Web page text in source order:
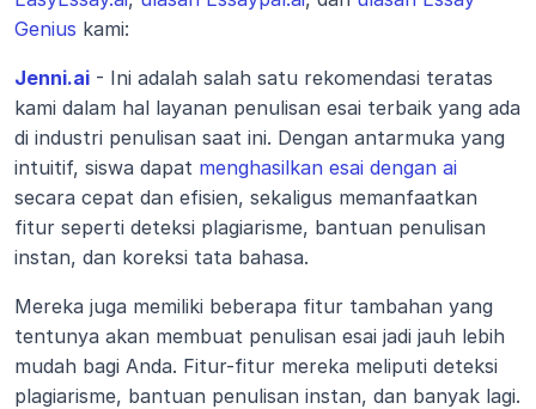
Genius kami:
Jenni.ai - Ini adalah salah satu rekomendasi teratas
kami dalam hal layanan penulisan esai terbaik yang ada
di industri penulisan saat ini. Dengan antarmuka yang
intuitif, siswa dapat menghasilkan esai dengan ai
secara cepat dan efisien, sekaligus memanfaatkan
fitur seperti deteksi plagiarisme, bantuan penulisan
instan, dan koreksi tata bahasa.
Mereka juga memiliki beberapa fitur tambahan yang
tentunya akan membuat penulisan esai jadi jauh lebih
mudah bagi Anda. Fitur-fitur mereka meliputi deteksi
plagiarisme, bantuan penulisan instan, dan banyak lagi.